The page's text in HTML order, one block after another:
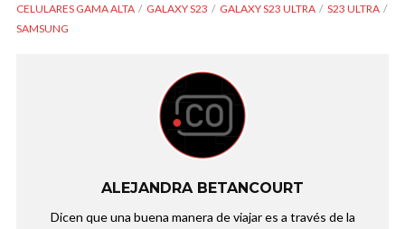
CELULARES GAMA ALTA GALAXY S23 GALAXY S23 ULTRA
S23 ULTRA
SAMSUNG
ALEJANDRA BETANCOURT
Dicen que una buena manera de viajar es a través de la